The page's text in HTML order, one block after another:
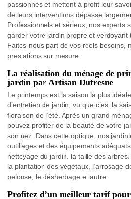
passionnés et mettent à profit leur
de leurs interventions dépasse
Professionnels et sérieux, nos experts
garder votre jardin propre et verdoyant
Faites-nous part de vos réels besoins,
prestations sur mesure.
La réalisation du ménage de
jardin par Artisan Dufresne
Le printemps est la saison la plus
d’entretien de jardin, vu que c’est la
floraison de l’été. Après un grand
pouvez profiter de la beauté de votre
son nez. Dans cette optique, nos
outillages et des équipements
nettoyage du jardin, la taille des
la plantation des végétaux, l’arrosage
pelouse, le désherbage et autre.
Profitez d’un meilleur tarif